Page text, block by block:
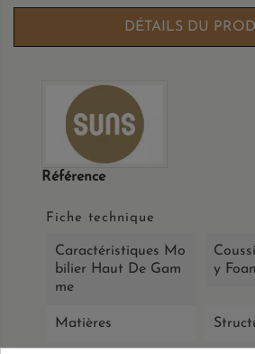
DÉTAILS DU
Référence
Fiche technique
Caractéristiques Mo
Bilier Haut De Gam
Me
y
Matières